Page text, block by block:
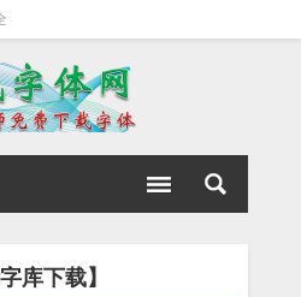
库下载】